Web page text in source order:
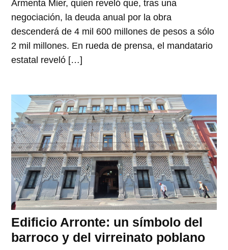
Armenta Mier, quien reveló que, tras una
negociación, la deuda anual por la obra
descenderá de 4 mil 600 millones de pesos a sólo
2 mil millones. En rueda de prensa, el mandatario
estatal reveló […]
Edificio Arronte: un símbolo del
barroco y del virreinato poblano